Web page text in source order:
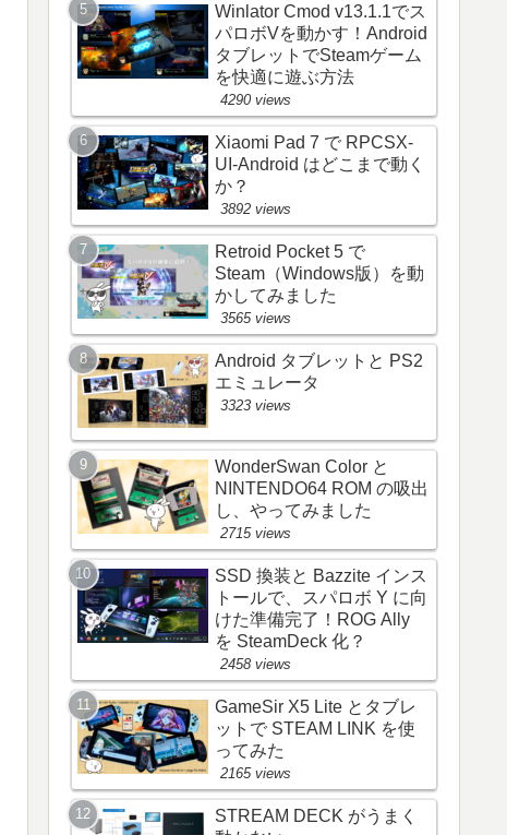
Winlator Cmod v13.1.1でス
パロボVを動かす！Android
タブレットでSteamゲーム
を快適に遊ぶ方法
4290 views
Xiaomi Pad 7 で RPCSX-
UI-Android はどこまで動く
か？
3892 views
Retroid Pocket 5 で
Steam（Windows版）を動
かしてみました
3565 views
Android タブレットと PS2
エミュレータ
3323 views
WonderSwan Color と
NINTENDO64 ROM の吸出
し、やってみました
2715 views
SSD 換装と Bazzite インス
トールで、スパロボ Y に向
けた準備完了！ROG Ally
を SteamDeck 化？
2458 views
GameSir X5 Lite とタブレ
ットで STEAM LINK を使
ってみた
2165 views
STREAM DECK がうまく